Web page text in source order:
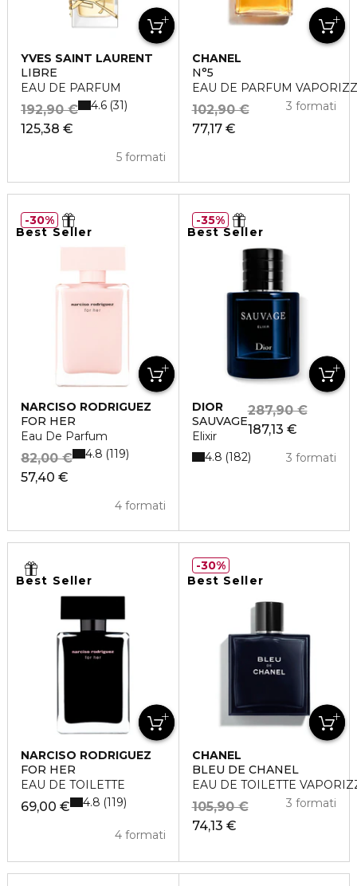
YVES SAINT LAURENT
LIBRE
EAU DE PARFUM
125,38 €
192,90 €
5 formati
4.6 31
CHANEL
N°5
EAU DE PARFUM
77,17 €
102,90 € 3 formati
Best Seller
NARCISO RODRIGUEZ
FOR HER
Eau De Parfum
57,40 €
82,00 €
4 formati
4.8 119
30%
Best Seller
DIOR
SAUVAGE
Elixir
187,13 €
287,90 €
3 formati
4.8 182
35%
Best Seller
NARCISO RODRIGUEZ
FOR HER
EAU DE TOILETTE
69,00 €
4 formati
4.8 119
Best Seller
CHANEL
BLEU DE CHANEL
EAU DE TOILETTE
74,13 €
105,90 € 3 formati
30%